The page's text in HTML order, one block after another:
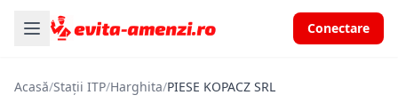
Conectare
Acasă/Stații ITP/Harghita/PIESE KOPACZ SRL